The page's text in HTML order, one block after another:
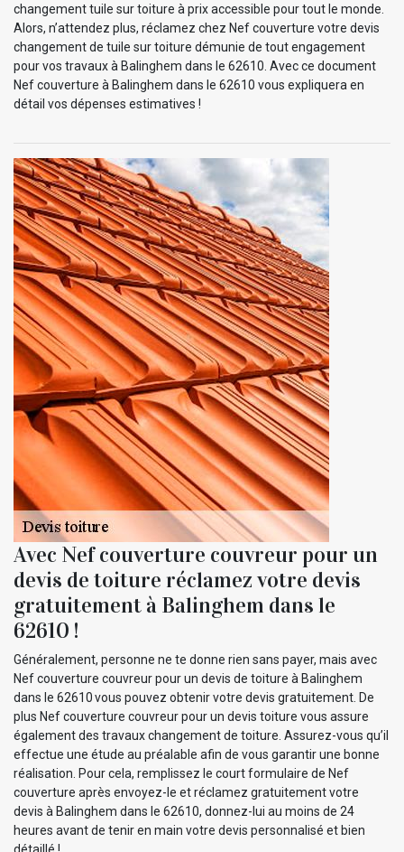
changement tuile sur toiture à prix accessible pour tout le monde.
Alors, n’attendez plus, réclamez chez Nef couverture votre devis
changement de tuile sur toiture démunie de tout engagement
pour vos travaux à Balinghem dans le 62610. Avec ce document
Nef couverture à Balinghem dans le 62610 vous expliquera en
détail vos dépenses estimatives !
Avec Nef couverture couvreur pour un
devis de toiture réclamez votre devis
gratuitement à Balinghem dans le
62610 !
Généralement, personne ne te donne rien sans payer, mais avec
Nef couverture couvreur pour un devis de toiture à Balinghem
dans le 62610 vous pouvez obtenir votre devis gratuitement. De
plus Nef couverture couvreur pour un devis toiture vous assure
également des travaux changement de toiture. Assurez-vous qu’il
effectue une étude au préalable afin de vous garantir une bonne
réalisation. Pour cela, remplissez le court formulaire de Nef
couverture après envoyez-le et réclamez gratuitement votre
devis à Balinghem dans le 62610, donnez-lui au moins de 24
heures avant de tenir en main votre devis personnalisé et bien